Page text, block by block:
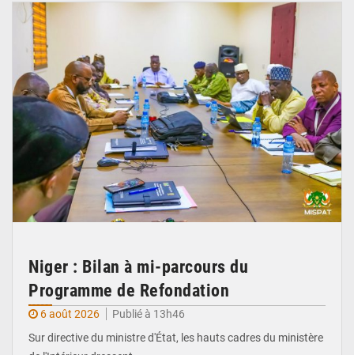
Niger : Bilan à mi-parcours du
Programme de Refondation
6 août 2026
Publié à 13h46
Sur directive du ministre d'État, les hauts cadres du ministère